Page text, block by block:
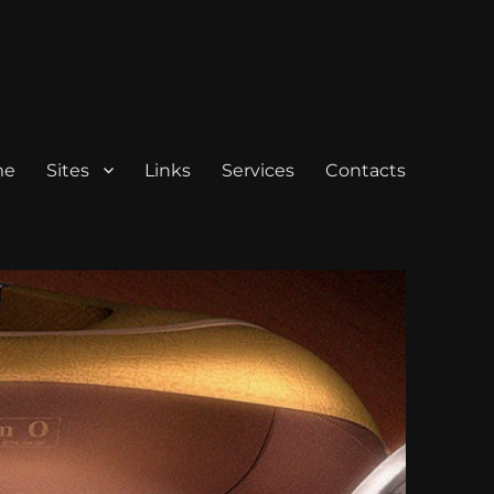
Sites Links Services Contacts